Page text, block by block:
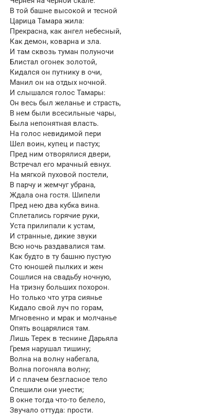
В той башне высокой и тесной
Царица Тамара жила:
Прекрасна, как ангел небесный,
Как демон, коварна и зла.
И там сквозь туман полуночи
Блистал огонек золотой,
Кидался он путнику в очи,
Манил он на отдых ночной.
И слышался голос Тамары:
Он весь был желанье и страсть,
В нем были всесильные чары,
Была непонятная власть.
На голос невидимой пери
Шел воин, купец и пастух;
Пред ним отворялися двери,
Встречал его мрачный евнух.
На мягкой пуховой постели,
В парчу и жемчуг убрана,
Ждала она гостя. Шипели
Пред нею два кубка вина.
Сплетались горячие руки,
Уста прилипали к устам,
И странные, дикие звуки
Всю ночь раздавалися там.
Как будто в ту башню пустую
Сто юношей пылких и жен
Сошлися на свадьбу ночную,
На тризну больших похорон.
Но только что утра сиянье
Кидало свой луч по горам,
Мгновенно и мрак и молчанье
Опять воцарялися там.
Лишь Терек в теснине Дарьяла
Гремя нарушал тишину;
Волна на волну набегала,
Волна погоняла волну;
И с плачем безгласное тело
Спешили они унести;
В окне тогда что-то белело,
Звучало оттуда: прости.